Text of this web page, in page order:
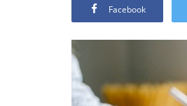
Facebook